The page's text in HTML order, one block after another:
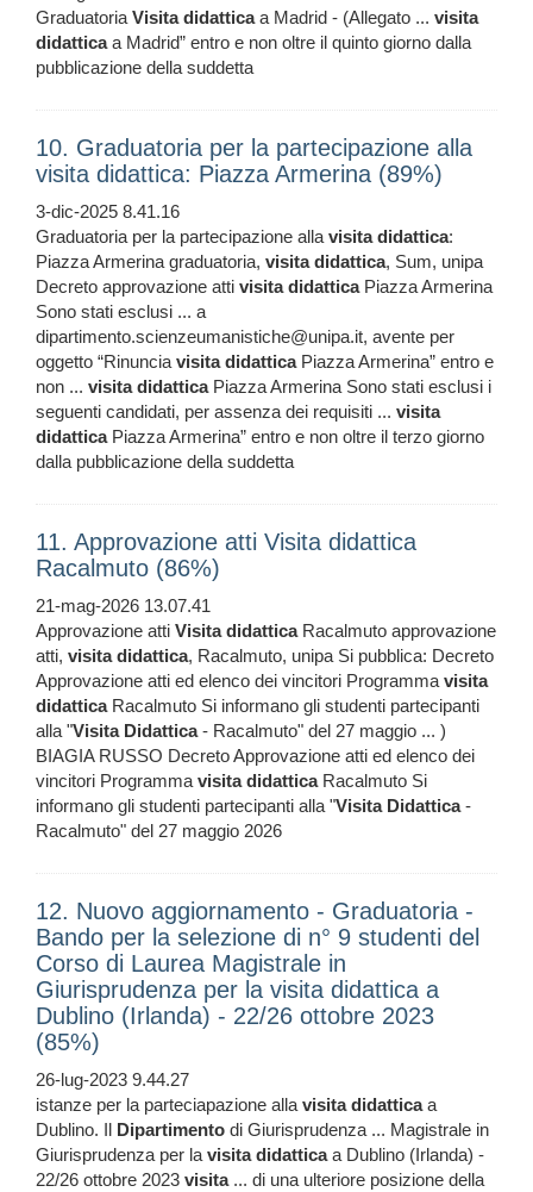
GraduatoriaVisita didatticaa Madrid - (Allegato ... visita
didatticaa Madrid” entro e non oltre il quinto giorno dalla
pubblicazione della suddetta
10. Graduatoria per la partecipazione alla
visita didattica: Piazza Armerina (89%)
3-dic-2025 8.41.16
Graduatoria per la partecipazione allavisita didattica:
Piazza Armerina graduatoria, visita didattica, Sum, unipa
Decreto approvazione atti visita didatticaPiazza Armerina
Sono stati esclusi ... a
dipartimento.scienzeumanistiche@unipa.it, avente per
oggetto “Rinunciavisita didatticaPiazza Armerina” entro e
non ... visita didatticaPiazza Armerina Sono stati esclusi i
seguenti candidati, per assenza dei requisiti ... visita
didatticaPiazza Armerina” entro e non oltre il terzo giorno
dalla pubblicazione della suddetta
11. Approvazione atti Visita didattica
Racalmuto (86%)
21-mag-2026 13.07.41
Approvazione atti Visita didatticaRacalmuto approvazione
atti, visita didattica, Racalmuto, unipa Si pubblica: Decreto
Approvazione atti ed elenco dei vincitori Programmavisita
didatticaRacalmuto Si informano gli studenti partecipanti
alla "Visita Didattica- Racalmuto" del 27 maggio ... )
BIAGIA RUSSO Decreto Approvazione atti ed elenco dei
vincitori Programmavisita didatticaRacalmuto Si
informano gli studenti partecipanti alla "Visita Didattica-
Racalmuto" del 27 maggio 2026
12. Nuovo aggiornamento - Graduatoria -
Bando per la selezione di n° 9 studenti del
Corso di Laurea Magistrale in
Giurisprudenza per la visita didattica a
Dublino (Irlanda) - 22/26 ottobre 2023
(85%)
26-lug-2023 9.44.27
istanze per la parteciapazione allavisita didatticaa
Dublino. Il Dipartimento di Giurisprudenza ... Magistrale in
Giurisprudenza per lavisita didatticaa Dublino (Irlanda) -
22/26 ottobre 2023 visita... di una ulteriore posizione della